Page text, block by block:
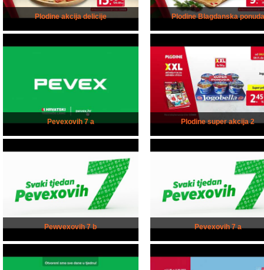
Plodine akcija delicije Plodine Blagdanska ponuda
Pevexovih 7 a Plodine super akcija 2
Pewvexovih 7 b Pevexovih 7 a